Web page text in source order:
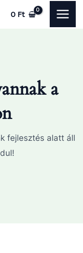
0 Ft
a
fejlesztés alatt áll